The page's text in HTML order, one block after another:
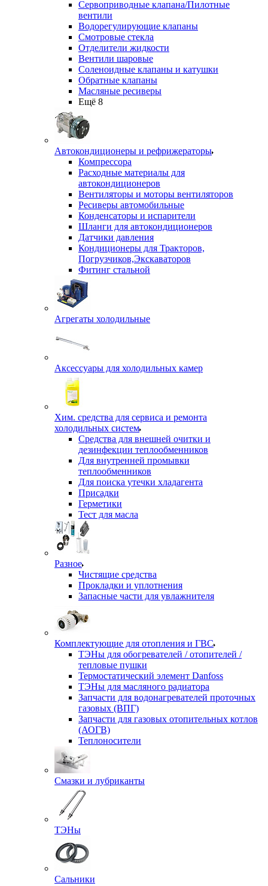
Сервоприводные клапана/Пилотные
вентили
Водорегулирующие клапаны
Смотровые стекла
Отделители жидкости
Вентили шаровые
Соленоидные клапаны и катушки
Обратные клапаны
Масляные ресиверы
Ещё 8
Автокондиционеры и рефрижераторы
Компрессора
Расходные материалы для
автокондиционеров
Вентиляторы и моторы вентиляторов
Ресиверы автомобильные
Конденсаторы и испарители
Шланги для автокондиционеров
Датчики давления
Кондиционеры для Тракторов,
Погрузчиков,Экскаваторов
Фитинг стальной
Агрегаты холодильные
Аксессуары для холодильных камер
Хим. средства для сервиса и ремонта
холодильных систем
Средства для внешней очитки и
дезинфекции теплообменников
Для внутренней промывки
теплообменников
Для поиска утечки хладагента
Присадки
Герметики
Тест для масла
Разное
Чистящие средства
Прокладки и уплотнения
Запасные части для увлажнителя
Комплектующие для отопления и ГВС
ТЭНы для обогревателей / отопителей /
тепловые пушки
Термостатический элемент Danfoss
ТЭНы для масляного радиатора
Запчасти для водонагревателей проточных
газовых (ВПГ)
Запчасти для газовых отопительных котлов
(АОГВ)
Теплоносители
Смазки и лубриканты
ТЭНы
Сальники